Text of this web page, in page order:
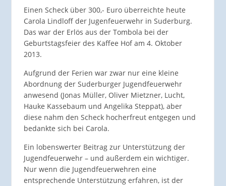
Einen Scheck über 300,- Euro überreichte heute
Carola Lindloff der Jugenfeuerwehr in Suderburg.
Das war der Erlös aus der Tombola bei der
Geburtstagsfeier des Kaffee Hof am 4. Oktober
2013.
Aufgrund der Ferien war zwar nur eine kleine
Abordnung der Suderburger Jugendfeuerwehr
anwesend (Jonas Müller, Oliver Mietzner, Lucht,
Hauke Kassebaum und Angelika Steppat), aber
diese nahm den Scheck hocherfreut entgegen und
bedankte sich bei Carola.
Ein lobenswerter Beitrag zur Unterstützung der
Jugendfeuerwehr – und außerdem ein wichtiger.
Nur wenn die Jugendfeuerwehren eine
entsprechende Unterstützung erfahren, ist der